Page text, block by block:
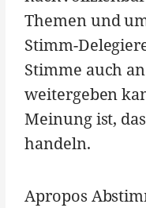
Themen und
Stimm-
Stimme auch
weitergeben
Meinung ist,
handeln.
Apropos